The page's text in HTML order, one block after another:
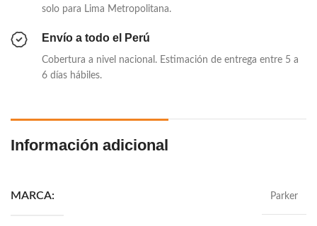
solo para Lima Metropolitana.
Envío a todo el Perú
Cobertura a nivel nacional. Estimación de entrega entre 5 a
6 días hábiles.
Información adicional
Parker